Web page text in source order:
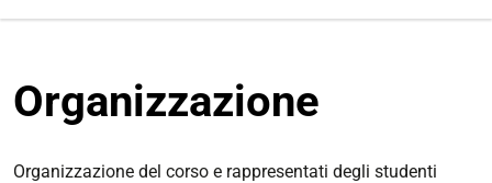
Organizzazione
Organizzazione del corso e rappresentati degli studenti